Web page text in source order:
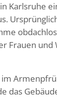
Karlsruhe
und
das